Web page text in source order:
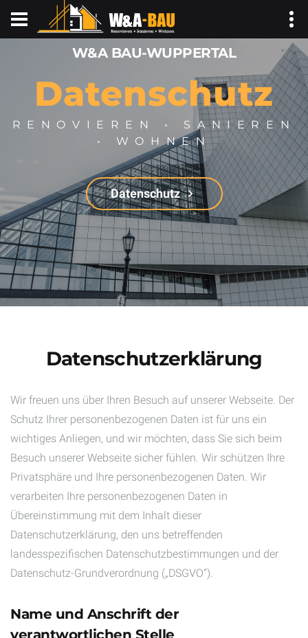
W&A BAU-WUPPERTAL
Datenschutz
RENOVIEREN • SANIEREN
• WOHNEN
Datenschutz
Datenschutzerklärung
Wir freuen uns über Ihren Besuch auf unserer Webseite. Der
Schutz Ihrer personenbezogenen Daten ist für uns ein
wichtiges Anliegen, und wir möchten, dass Sie sich beim
Besuch unserer Webseite sicher fühlen. Wir schützen Ihre
Privatsphäre und Ihre personenbezogenen Daten. Wir
verarbeiten Ihre personenbezogenen Daten in
Übereinstimmung mit dem Inhalt dieser
Datenschutzerklärung, den uns betreffenden
landesspezifischen Datenschutzbestimmungen und der
Datenschutz-Grundverordnung („DSGVO“).
Name und Anschrift der
verantwortlichen Stelle